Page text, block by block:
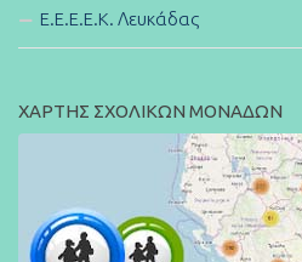
E.E.E.E.K. Λευκάδας
ΧΑΡΤΗΣ ΣΧΟΛΙΚΩΝ ΜΟΝΑΔΩΝ